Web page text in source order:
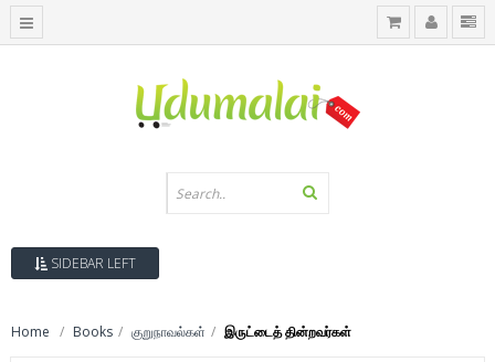
SIDEBAR LEFT
Home Books குறுநாவல்கள் இருட்டைத் தின்றவர்கள்